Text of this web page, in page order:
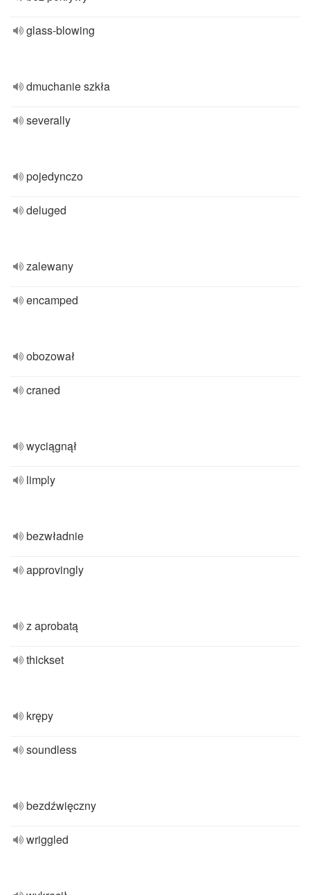
glass-blowing
dmuchanie szkła
severally
pojedynczo
deluged
zalewany
encamped
obozował
craned
wyciągnął
limply
bezwładnie
approvingly
z aprobatą
thickset
krępy
soundless
bezdźwięczny
wriggled